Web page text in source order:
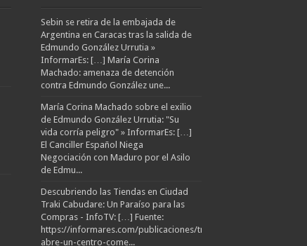
Sebin se retira de la embajada de
Argentina en Caracas tras la salida de
Edmundo González Urrutia »
InformarEs: […] María Corina
Machado: amenaza de detención
contra Edmundo González une...
María Corina Machado sobre el exilio
de Edmundo González Urrutia: "Su
vida corría peligro" » InformarEs: […]
El Canciller Español Niega
Negociación con Maduro por el Asilo
de Edmu...
Descubriendo las Tiendas en Ciudad
Traki Cabudare: Un Paraíso para las
Compras - InfoTV: […] Fuente:
https://informares.com/publicaciones/traki-
abre-un-centro-come...